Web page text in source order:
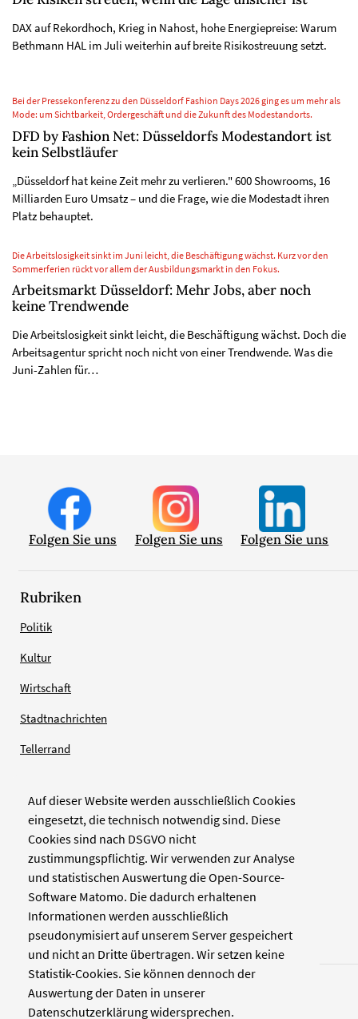
Auf dieser Website werden ausschließlich Cookies
eingesetzt, die technisch notwendig sind. Diese
Cookies sind nach DSGVO nicht
zustimmungspflichtig. Wir verwenden zur Analyse
und statistischen Auswertung die Open-Source-
Software Matomo. Die dadurch erhaltenen
Informationen werden ausschließlich
pseudonymisiert auf unserem Server gespeichert
und nicht an Dritte übertragen. Wir setzen keine
Statistik-Cookies. Sie können dennoch der
Auswertung der Daten in unserer
Datenschutzerklärung widersprechen.
DAX auf Rekordhoch, Krieg in Nahost, hohe Energiepreise: Warum
Bethmann HAL im Juli weiterhin auf breite Risikostreuung setzt.
Bei der Pressekonferenz zu den Düsseldorf Fashion Days 2026 ging es um mehr als
Mode: um Sichtbarkeit, Ordergeschäft und die Zukunft des Modestandorts.
DFD by Fashion Net: Düsseldorfs Modestandort ist
kein Selbstläufer
„Düsseldorf hat keine Zeit mehr zu verlieren." 600 Showrooms, 16
Milliarden Euro Umsatz – und die Frage, wie die Modestadt ihren
Platz behauptet.
Die Arbeitslosigkeit sinkt im Juni leicht, die Beschäftigung wächst. Kurz vor den
Sommerferien rückt vor allem der Ausbildungsmarkt in den Fokus.
Arbeitsmarkt Düsseldorf: Mehr Jobs, aber noch
keine Trendwende
Die Arbeitslosigkeit sinkt leicht, die Beschäftigung wächst. Doch die
Arbeitsagentur spricht noch nicht von einer Trendwende. Was die
Juni-Zahlen für…
Folgen Sie uns Folgen Sie uns Folgen Sie uns
Rubriken
Politik
Kultur
Wirtschaft
Stadtnachrichten
Tellerrand
Verlag
Pinienstraße 2
40233 Düsseldorf
www.zellwerk.com